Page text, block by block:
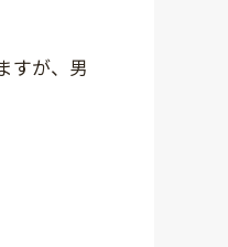
すが、男